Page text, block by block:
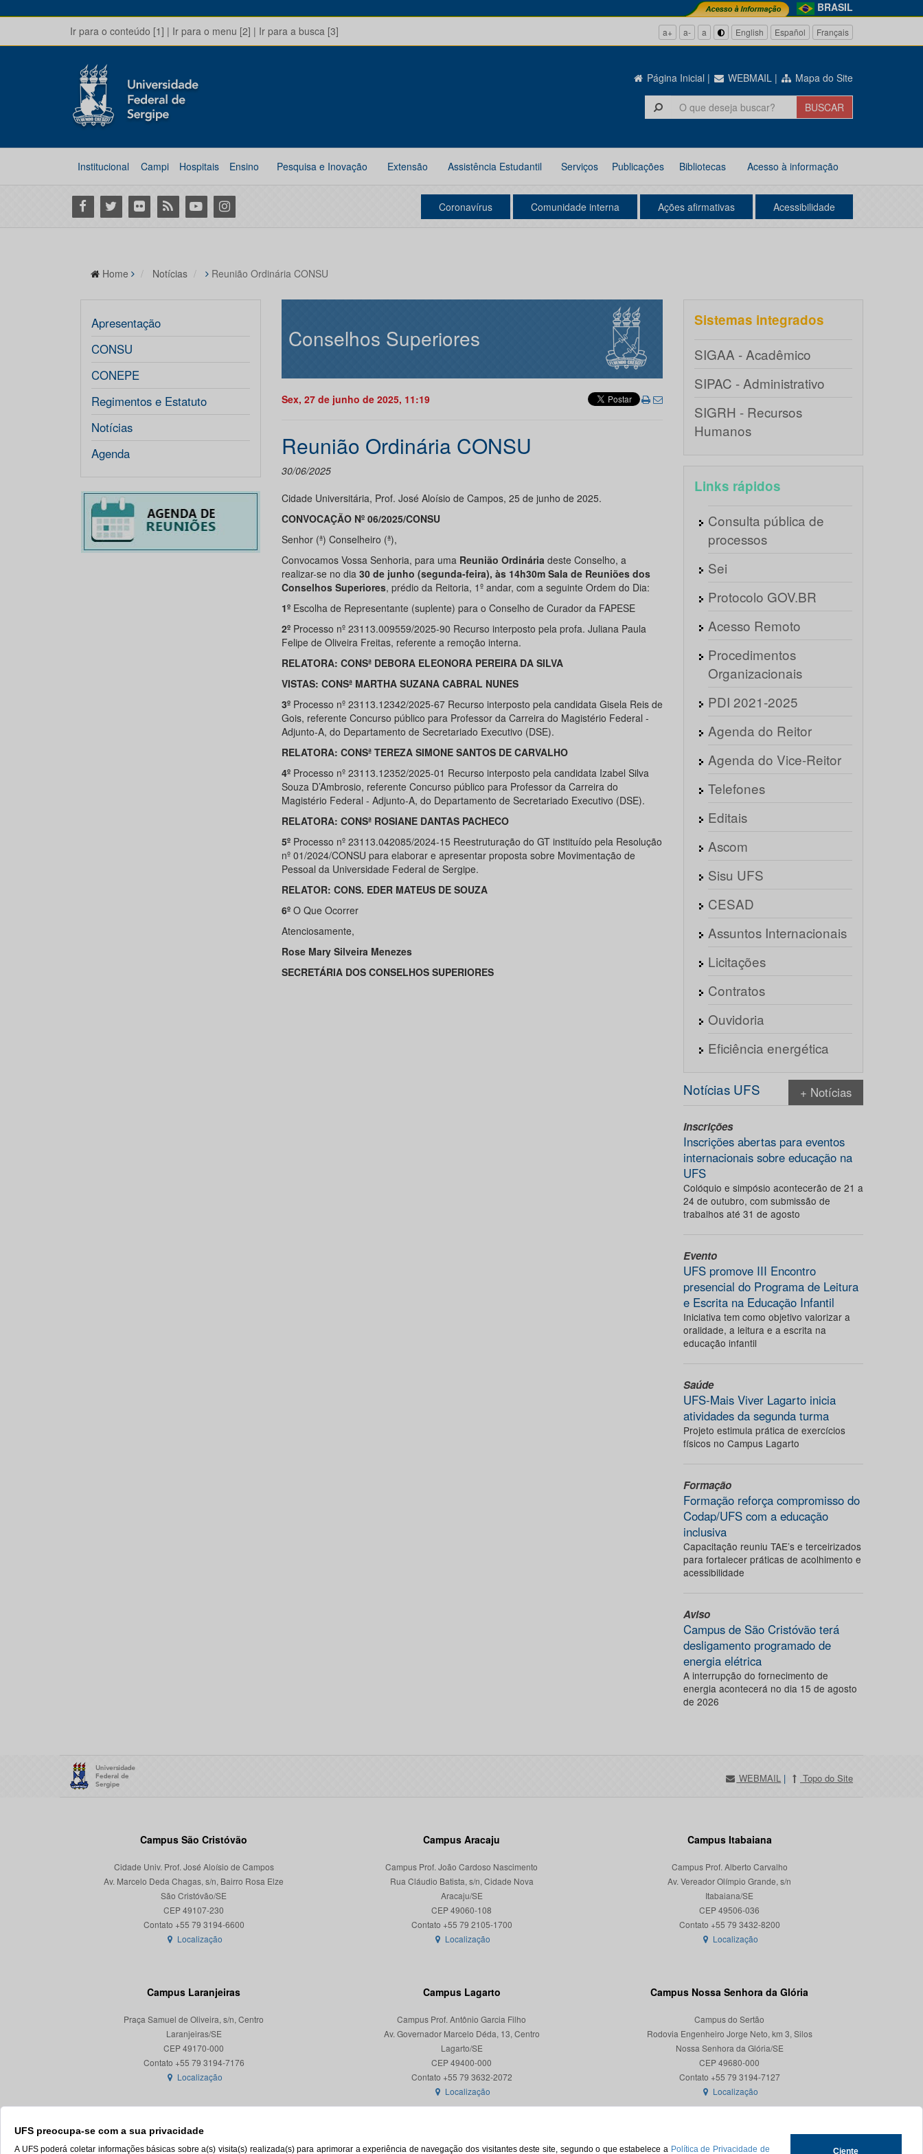
BRASIL
Ir para o conteúdo [1] | Ir para o menu [2] | Ir para a busca [3] a+ a- a English Español Français
Página Inicial | WEBMAIL | Mapa do Site
Institucional Campi Hospitais Ensino Pesquisa e Inovação Extensão Assistência Estudantil Serviços Publicações Bibliotecas Acesso à informação
Facebook
Twitter Flickr RSS YoutubeInstagram Coronavírus Comunidade interna Ações afirmativas Acessibilidade
UFS preocupa-se com a sua privacidade
A UFS poderá coletar informações básicas sobre a(s) visita(s) realizada(s) para aprimorar a experiência de navegação dos visitantes deste site, segundo o que estabelece a Política de Privacidade de Ciente
Home Notícias Reunião Ordinária CONSU
Apresentação
CONSU
CONEPE
Regimentos e Estatuto
Notícias
Agenda
Conselhos Superiores
Sex, 27 de junho de 2025, 11:19
Reunião Ordinária CONSU
30/06/2025
Cidade Universitária, Prof. José Aloísio de Campos, 25 de junho de 2025.
CONVOCAÇÃO Nº 06/2025/CONSU
Senhor (ª) Conselheiro (ª),
Convocamos Vossa Senhoria, para uma Reunião Ordinária deste Conselho, a
realizar-se no dia 30 de junho (segunda-feira), às 14h30m Sala de Reuniões dos
Conselhos Superiores, prédio da Reitoria, 1º andar, com a seguinte Ordem do Dia:
1º Escolha de Representante (suplente) para o Conselho de Curador da FAPESE
2º Processo nº 23113.009559/2025-90 Recurso interposto pela profa. Juliana Paula
Felipe de Oliveira Freitas, referente a remoção interna.
RELATORA: CONSª DEBORA ELEONORA PEREIRA DA SILVA
VISTAS: CONSª MARTHA SUZANA CABRAL NUNES
3º Processo nº 23113.12342/2025-67 Recurso interposto pela candidata Gisela Reis de
Gois, referente Concurso público para Professor da Carreira do Magistério Federal -
Adjunto-A, do Departamento de Secretariado Executivo (DSE).
RELATORA: CONSª TEREZA SIMONE SANTOS DE CARVALHO
4º Processo nº 23113.12352/2025-01 Recurso interposto pela candidata Izabel Silva
Souza D’Ambrosio, referente Concurso público para Professor da Carreira do
Magistério Federal - Adjunto-A, do Departamento de Secretariado Executivo (DSE).
RELATORA: CONSª ROSIANE DANTAS PACHECO
5ºProcesso nº 23113.042085/2024-15 Reestruturação do GT instituído pela Resolução
nº 01/2024/CONSU para elaborar e apresentar proposta sobre Movimentação de
Pessoal da Universidade Federal de Sergipe.
RELATOR: CONS. EDER MATEUS DE SOUZA
6º O Que Ocorrer
Atenciosamente,
Rose Mary Silveira Menezes
SECRETÁRIA DOS CONSELHOS SUPERIORES
Sistemas integrados
SIGAA - Acadêmico
SIPAC - Administrativo
SIGRH - Recursos
Humanos
Links rápidos
Consulta pública de
processos
Sei
Protocolo GOV.BR
Acesso Remoto
Procedimentos
Organizacionais
PDI 2021-2025
Agenda do Reitor
Agenda do Vice-Reitor
Telefones
Editais
Ascom
Sisu UFS
CESAD
Assuntos Internacionais
Licitações
Contratos
Ouvidoria
Eficiência energética
Notícias UFS + Notícias
Inscrições
Inscrições abertas para eventos
internacionais sobre educação na
UFS
Colóquio e simpósio acontecerão de 21 a
24 de outubro, com submissão de
trabalhos até 31 de agosto
Evento
UFS promove III Encontro
presencial do Programa de Leitura
e Escrita na Educação Infantil
Iniciativa tem como objetivo valorizar a
oralidade, a leitura e a escrita na
educação infantil
Saúde
UFS-Mais Viver Lagarto inicia
atividades da segunda turma
Projeto estimula prática de exercícios
físicos no Campus Lagarto
Formação
Formação reforça compromisso do
Codap/UFS com a educação
inclusiva
Capacitação reuniu TAE’s e terceirizados
para fortalecer práticas de acolhimento e
acessibilidade
Aviso
Campus de São Cristóvão terá
desligamento programado de
energia elétrica
A interrupção do fornecimento de
energia acontecerá no dia 15 de agosto
de 2026
WEBMAIL | Topo do Site
Campus São Cristóvão
Cidade Univ. Prof. José Aloísio de Campos
Av. Marcelo Deda Chagas, s/n, Bairro Rosa Elze
São Cristóvão/SE
CEP 49107-230
Localização
Campus Aracaju
Campus Prof. João Cardoso Nascimento
Rua Cláudio Batista, s/n, Cidade Nova
Aracaju/SE
CEP 49060-108
Localização
Campus Itabaiana
Campus Prof. Alberto Carvalho
Av. Vereador Olímpio Grande, s/n
Itabaiana/SE
CEP 49506-036
Localização
Campus Laranjeiras
Praça Samuel de Oliveira, s/n, Centro
Laranjeiras/SE
CEP 49170-000
Localização
Campus Lagarto
Campus Prof. Antônio Garcia Filho
Av. Governador Marcelo Déda, 13, Centro
Lagarto/SE
CEP 49400-000
Localização
Campus Nossa Senhora da Glória
Campus do Sertão
Rodovia Engenheiro Jorge Neto, km 3, Silos
Nossa Senhora da Glória/SE
CEP 49680-000
Contato +55 79 3194-7127
Localização